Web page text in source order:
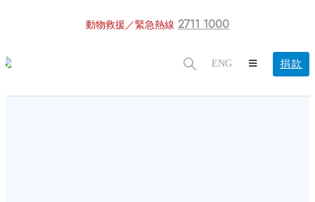
動物救援／緊急熱線 2711 1000
ENG 捐款